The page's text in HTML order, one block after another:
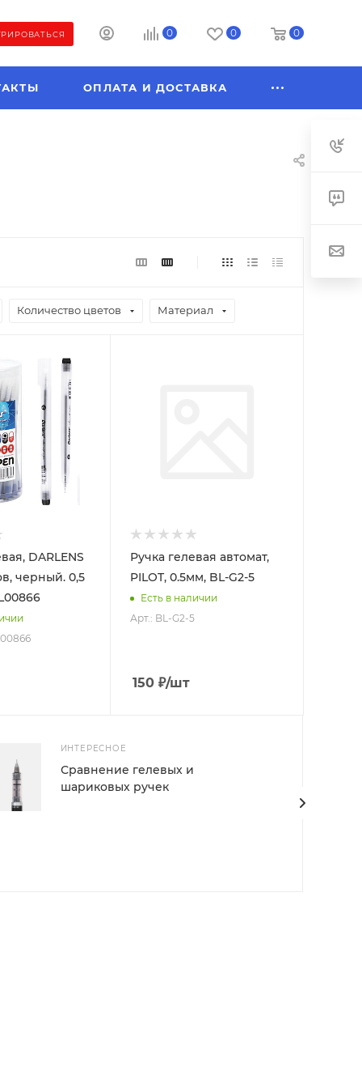
0 0 0
ОПЛАТА И ДОСТАВКА
Количество цветов Материал
DARLENS
черный. 0,5
Ручка гелевая автомат,
PILOT, 0.5мм, BL-G2-5
Есть в наличии
Арт.: BL-G2-5
150₽/шт
ИНТЕРЕСНОЕ
Сравнение гелевых и
шариковых ручек